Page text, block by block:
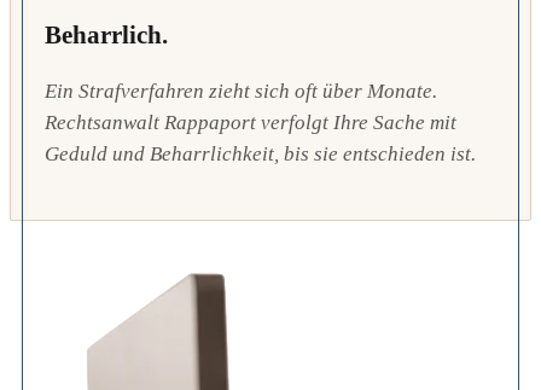
Beharrlich.
Ein Strafverfahren zieht sich oft über Monate.
Rechtsanwalt Rappaport verfolgt Ihre Sache mit
Geduld und Beharrlichkeit, bis sie entschieden ist.